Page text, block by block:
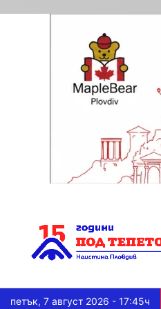
петък, 7 август 2026 - 17:45ч